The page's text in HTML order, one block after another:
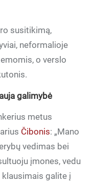
susitikimą,
neformalioje
o verslo
galimybė
metus
Čibonis: „Mano
vedimas bei
įmones, vedu
galite į